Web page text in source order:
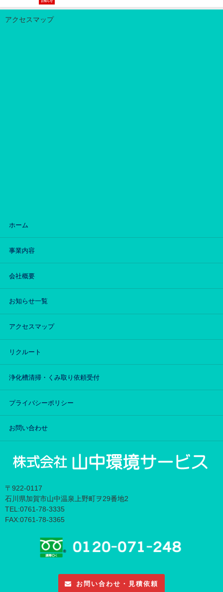
お知らせ
アクセスマップ
ホーム
事業内容
会社概要
お知らせ一覧
アクセスマップ
リクルート
浄化槽清掃・くみ取り依頼受付
プライバシーポリシー
お問い合わせ
〒922-0117
石川県加賀市山中温泉上野町ヲ29番地2
TEL:0761-78-3335
FAX:0761-78-3365
お問い合わせ・見積依頼